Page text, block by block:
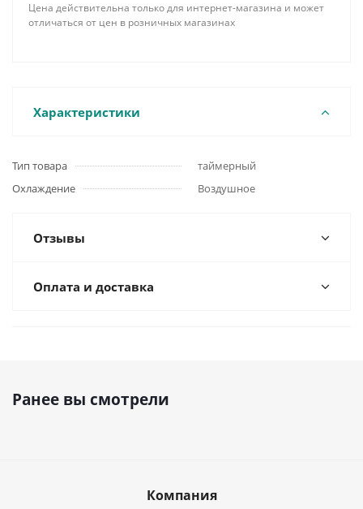
Цена действительна только для интернет-магазина и может
отличаться от цен в розничных магазинах
Характеристики
Тип товара
таймерный
Охлаждение
Воздушное
Отзывы
Оплата и доставка
Ранее вы смотрели
Компания